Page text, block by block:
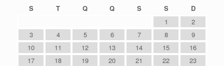
S
T Q Q S S
D
1
2
3
4 5 6 7 8
9
10
11 12 13 14 15
16
17
18 19 20 21 22
23